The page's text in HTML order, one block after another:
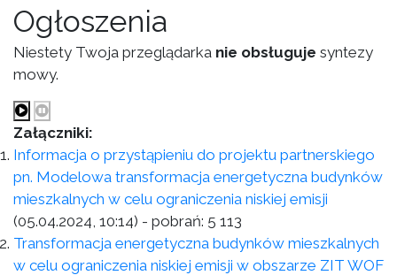
Ogłoszenia
Niestety Twoja przeglądarka nie obsługuje syntezy
mowy.
Załączniki:
Informacja o przystąpieniu do projektu partnerskiego
pn. Modelowa transformacja energetyczna budynków
mieszkalnych w celu ograniczenia niskiej emisji
(05.04.2024, 10:14) - pobrań: 5 113
Transformacja energetyczna budynków mieszkalnych
w celu ograniczenia niskiej emisji w obszarze ZIT WOF